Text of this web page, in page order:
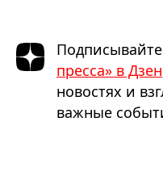
пресса» в Дзен
новостях и
важные